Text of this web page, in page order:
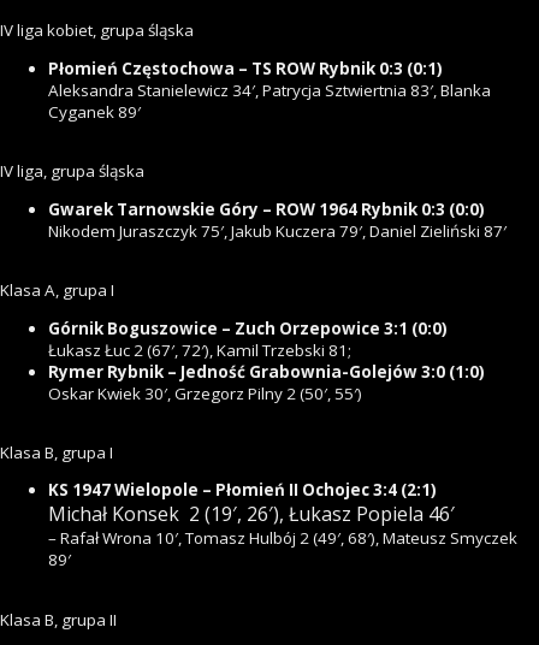
IV liga kobiet, grupa śląska
Płomień Częstochowa – TS ROW Rybnik 0:3 (0:1)
Aleksandra Stanielewicz 34′, Patrycja Sztwiertnia 83′, Blanka
Cyganek 89′
IV liga, grupa śląska
Gwarek Tarnowskie Góry – ROW 1964 Rybnik 0:3 (0:0)
Nikodem Juraszczyk 75′, Jakub Kuczera 79′, Daniel Zieliński 87′
Klasa A, grupa I
Górnik Boguszowice – Zuch Orzepowice 3:1 (0:0)
Łukasz Łuc 2 (67′, 72′), Kamil Trzebski 81;
Rymer Rybnik – Jedność Grabownia-Golejów 3:0 (1:0)
Oskar Kwiek 30′, Grzegorz Pilny 2 (50′, 55′)
Klasa B, grupa I
KS 1947 Wielopole – Płomień II Ochojec 3:4 (2:1)
Michał Konsek 2 (19′, 26′), Łukasz Popiela 46′
– Rafał Wrona 10′, Tomasz Hulbój 2 (49′, 68′), Mateusz Smyczek
89′
Klasa B, grupa II